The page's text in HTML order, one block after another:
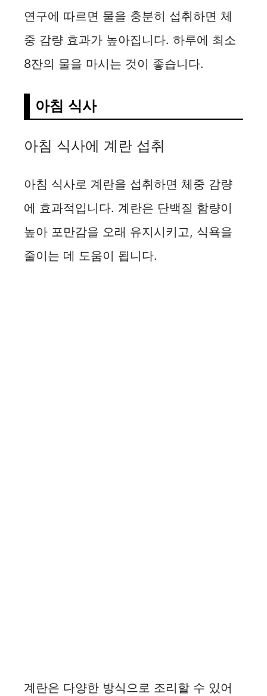
연구에 따르면 물을 충분히 섭취하면 체
중 감량 효과가 높아집니다. 하루에 최소
8잔의 물을 마시는 것이 좋습니다.
아침 식사
아침 식사에 계란 섭취
아침 식사로 계란을 섭취하면 체중 감량
에 효과적입니다. 계란은 단백질 함량이
높아 포만감을 오래 유지시키고, 식욕을
줄이는 데 도움이 됩니다.
계란은 다양한 방식으로 조리할 수 있어